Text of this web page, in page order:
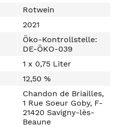
Rotwein
2021
Öko-Kontrollstelle:
DE-ÖKO-039
1 x 0,75 Liter
12,50 %
Chandon de Briailles,
1 Rue Soeur Goby, F-
21420 Savigny-lès-
Beaune